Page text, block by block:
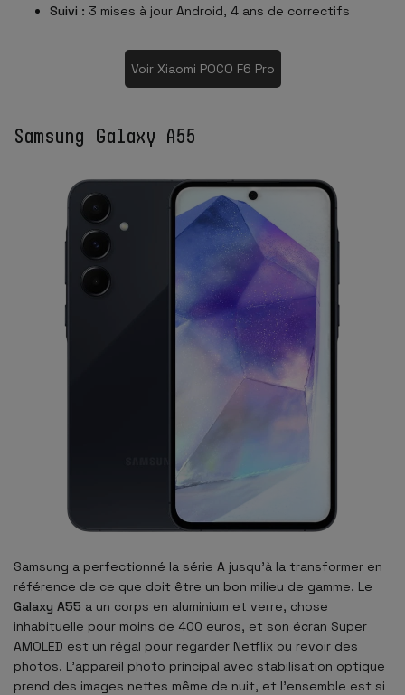
Suivi : 3 mises à jour Android, 4 ans de correctifs
Voir Xiaomi POCO F6 Pro
Samsung Galaxy A55
Samsung a perfectionné la série A jusqu'à la transformer en
référence de ce que doit être un bon milieu de gamme. Le
Galaxy A55 a un corps en aluminium et verre, chose
inhabituelle pour moins de 400 euros, et son écran Super
AMOLED est un régal pour regarder Netflix ou revoir des
photos. L'appareil photo principal avec stabilisation optique
prend des images nettes même de nuit, et l'ensemble est si